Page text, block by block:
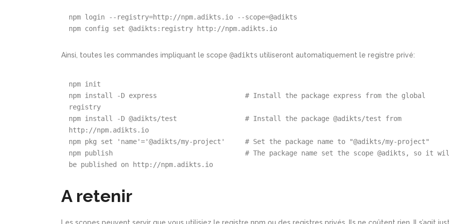
npm login --registry=http://npm.adikts.io --scope=@adikts
npm config set @adikts:registry http://npm.adikts.io
Ainsi, toutes les commandes impliquant le scope @adikts utiliseront automatiquement le registre privé:
npm init
npm install -D express                      # Install the package express from the global
registry
npm install -D @adikts/test                 # Install the package @adikts/test from
http://npm.adikts.io
npm pkg set 'name'='@adikts/my-project'
     # Set the package name to
"@adikts/my-project"
npm publish                                 # The package name set the scope @adikts, so it
be published on http://npm.adikts.io
A retenir
Les scopes peuvent servir que vous utilisiez le registre npm ou des registres privés. Ils ne coûtent rien. Il s’agit